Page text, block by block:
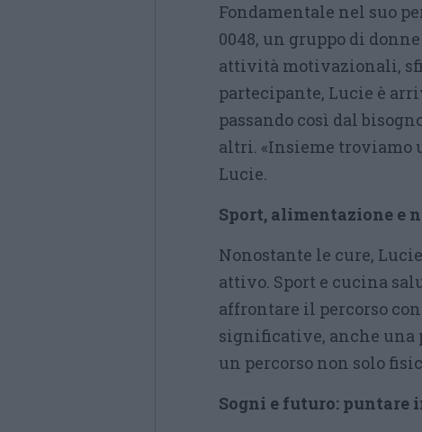
Fondamentale nel suo
0048, un gruppo di
attività motivazionali,
partecipante, Lucie è
passando così dal
altri. «Insieme troviamo
Lucie.
Sport, alimentazione e
Nonostante le cure,
attivo. Sport e cucina
affrontare il percorso
significative, anche una
un percorso non solo
Sogni e futuro: puntare